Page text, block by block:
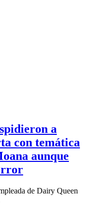
a
con temática
aunque
de Dairy Queen